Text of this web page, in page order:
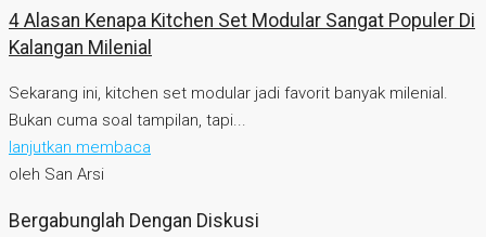
4 Alasan Kenapa Kitchen Set Modular Sangat Populer Di
Kalangan Milenial
Sekarang ini, kitchen set modular jadi favorit banyak milenial.
Bukan cuma soal tampilan, tapi...
lanjutkan membaca
oleh San Arsi
Bergabunglah Dengan Diskusi